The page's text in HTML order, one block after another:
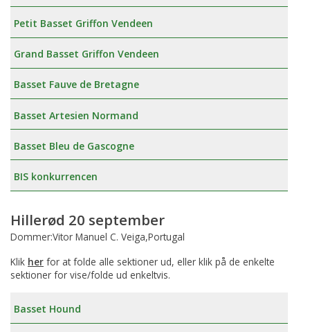
Petit Basset Griffon Vendeen
Grand Basset Griffon Vendeen
Basset Fauve de Bretagne
Basset Artesien Normand
Basset Bleu de Gascogne
BIS konkurrencen
Hillerød 20 september
Dommer:Vitor Manuel C. Veiga,Portugal
Klik her for at folde alle sektioner ud, eller klik på de enkelte
sektioner for vise/folde ud enkeltvis.
Basset Hound